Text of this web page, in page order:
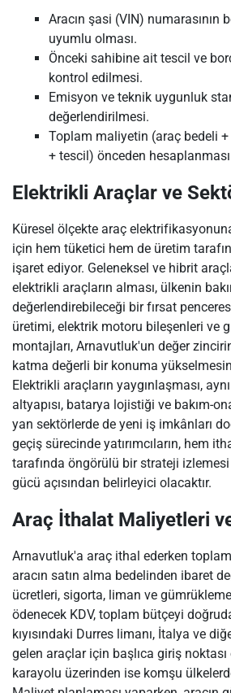
Aracın şasi (VIN) numarasının
uyumlu olması.
Önceki sahibine ait tescil ve
kontrol edilmesi.
Emisyon ve teknik uygunluk
değerlendirilmesi.
Toplam maliyetin (araç bedeli
+ tescil) önceden
Elektrikli Araçlar ve
Küresel ölçekte araç
için hem tüketici hem de üretim
işaret ediyor. Geleneksel ve hibrit
elektrikli araçların alması, ülkenin
değerlendirebileceği bir fırsat
üretimi, elektrik motoru bileşenleri ve
montajları, Arnavutluk'un değer
katma değerli bir konuma
Elektrikli araçların yaygınlaşması,
altyapısı, batarya lojistiği ve bakım-
yan sektörlerde de yeni iş imkânları
geçiş sürecinde yatırımcıların, hem
tarafında öngörülü bir strateji
gücü açısından belirleyici olacaktır.
Araç İthalat Maliyetleri
Arnavutluk'a araç ithal ederken
aracın satın alma bedelinden ibaret
ücretleri, sigorta, liman ve
ödenecek KDV, toplam bütçeyi
kıyısındaki Durres limanı, İtalya ve
gelen araçlar için başlıca giriş noktası
karayolu üzerinden ise komşu